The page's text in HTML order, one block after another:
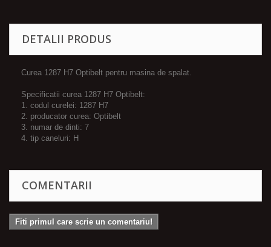
DETALII PRODUS
Curea 1287 H7 Optibelt pentru masina de spalat.
Specificatii curea 1287 H7 Optibelt:
1. codul curelei: 1287 H7
2. producator curea: Optibelt
3. numar de dinti: 7
4. tip caneluri: H
COMENTARII
Fiti primul care scrie un comentariu!